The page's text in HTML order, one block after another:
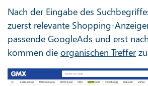
Nach der Eingabe des
zuerst relevante Shopping-
passende GoogleAds und erst
kommen die organischen Treffer